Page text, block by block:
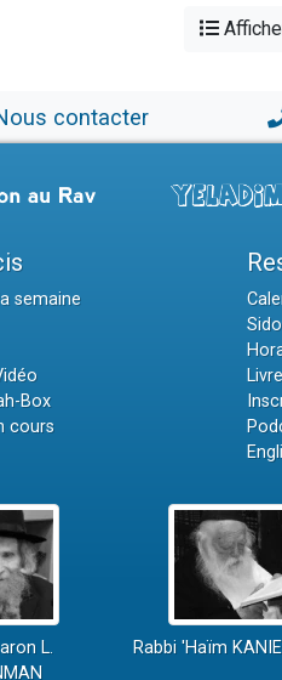
contacter
semaine
Box
cours
L.
Rabbi 'Haïm